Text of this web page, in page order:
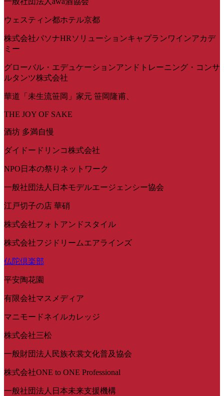
ウェスティン都ホテル京都
株式会社パソナHRソリューションキャプランワインアカデ
ミー
グローバル・エデュケーションアンドトレーニング・コンサ
ルタンツ株式会社
華道「未生流笹岡」家元 笹岡隆甫、
THE JOY OF SAKE
酒坊 多満自慢
ダイドードリンコ株式会社
NPO日本の祭りネットワーク
一般社団法人日本モデルエージェンシー協会
江戸切子の店 華硝
株式会社フォトアンドスタイル
株式会社フジドリームエアラインズ
仏陀倶楽部
平安陶花園
有限会社マスメディア
マニモードネイルカレッジ
株式会社三松
一般財団法人民族衣裳文化普及協会
株式会社ONE to ONE Professional
一般社団法人日本未来支援機構